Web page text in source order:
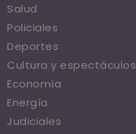
Salud
Policiales
Deportes
Cultura y espectáculos
Economía
Energía
Judiciales